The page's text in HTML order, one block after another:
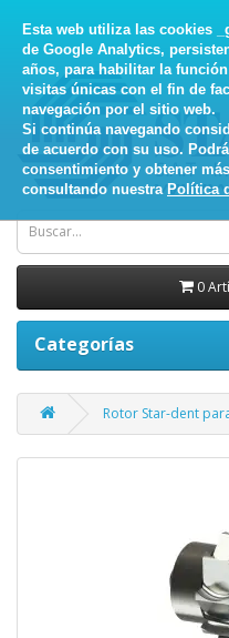
Esta web utiliza las cookies
de Google Analytics,
años, para habilitar la
visitas únicas con el fin de
navegación por el sitio web.
Si continúa navegando
de acuerdo con su uso.
consentimiento y obtener
consultando nuestra Política
0
Categorías
Rotor Star-dent